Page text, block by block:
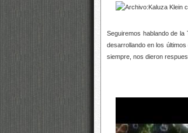
Seguiremos hablando de
desarrollando en los
siempre, nos dieron